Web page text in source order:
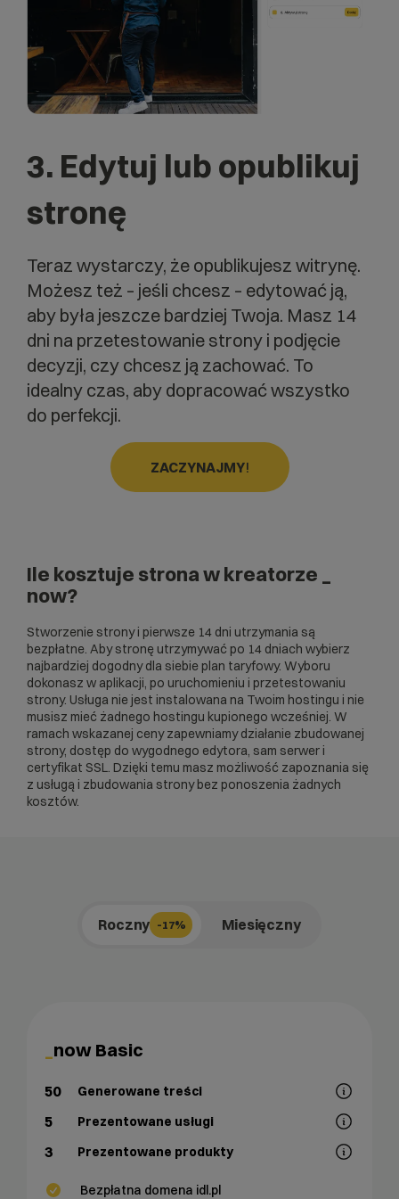
3. Edytuj lub opublikuj
stronę
Teraz wystarczy, że opublikujesz witrynę.
Możesz też – jeśli chcesz – edytować ją,
aby była jeszcze bardziej Twoja. Masz 14
dni na przetestowanie strony i podjęcie
decyzji, czy chcesz ją zachować. To
idealny czas, aby dopracować wszystko
do perfekcji.
ZACZYNAJMY!
Ile kosztuje strona w kreatorze _
now?
Stworzenie strony i pierwsze 14 dni utrzymania są
bezpłatne. Aby stronę utrzymywać po 14 dniach wybierz
najbardziej dogodny dla siebie plan taryfowy. Wyboru
dokonasz w aplikacji, po uruchomieniu i przetestowaniu
strony. Usługa nie jest instalowana na Twoim hostingu i nie
musisz mieć żadnego hostingu kupionego wcześniej. W
ramach wskazanej ceny zapewniamy działanie zbudowanej
strony, dostęp do wygodnego edytora, sam serwer i
certyfikat SSL. Dzięki temu masz możliwość zapoznania się
z usługą i zbudowania strony bez ponoszenia żadnych
kosztów.
Roczny -17% Miesięczny
now Basic
50 Generowane treści
5 Prezentowane usługi
3 Prezentowane produkty
Bezpłatna domena idl.pl